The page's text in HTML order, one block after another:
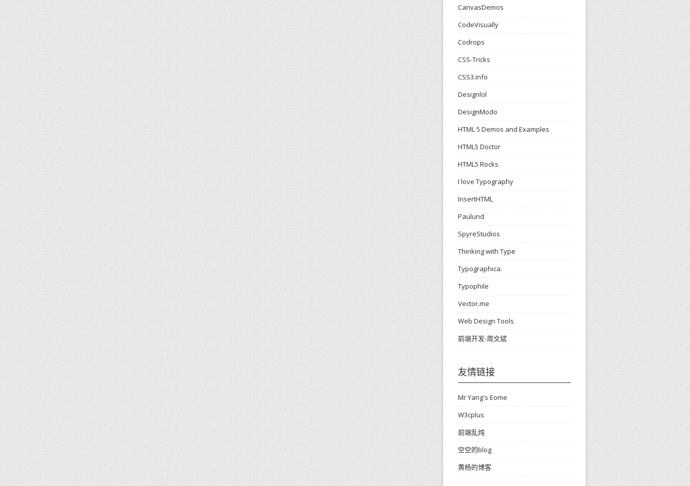
CanvasDemos
CodeVisually
Codrops
CSS-Tricks
CSS3.info
Designlol
DesignModo
HTML 5 Demos and Examples
HTML5 Doctor
HTML5 Rocks
I love Typography
InsertHTML
Paulund
SpyreStudios
Thinking with Type
Typographica.
Typophile
Vector.me
Web Design Tools
前端开发-周文斌
友情链接
Mr Yang's Eome
W3cplus
前端乱炖
空空的blog
黄杨的博客